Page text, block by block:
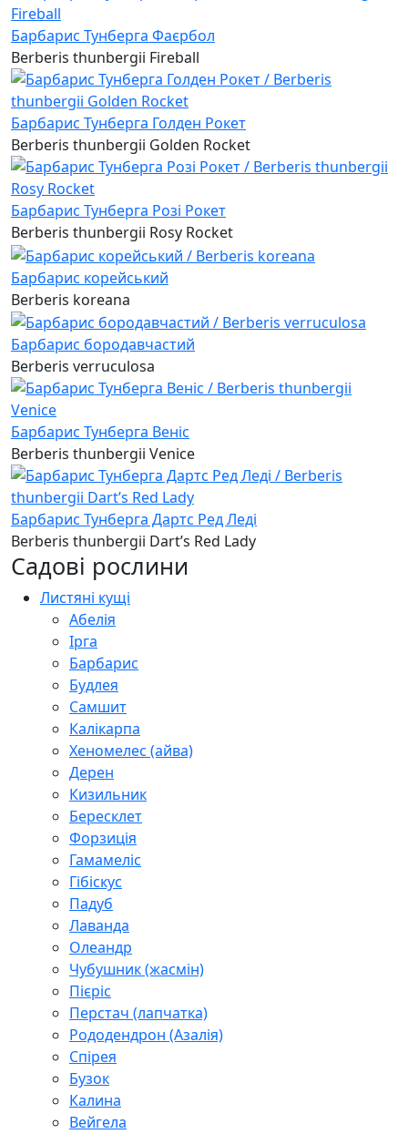
Барбарис Тунберга Фаєрбол
Berberis thunbergii Fireball
Барбарис Тунберга Голден Рокет
Berberis thunbergii Golden Rocket
Барбарис Тунберга Розі Рокет
Berberis thunbergii Rosy Rocket
Барбарис корейський
Berberis koreana
Барбарис бородавчастий
Berberis verruculosa
Барбарис Тунберга Веніс
Berberis thunbergii Venice
Барбарис Тунберга Дартс Ред Леді
Berberis thunbergii Dart’s Red Lady
Садові рослини
Листяні кущі
Абелія
Ірга
Барбарис
Будлея
Самшит
Калікарпа
Хеномелес (айва)
Дерен
Кизильник
Бересклет
Форзиція
Гамамеліс
Гібіскус
Падуб
Лаванда
Олеандр
Чубушник (жасмін)
Пієріс
Перстач (лапчатка)
Рододендрон (Азалія)
Спірея
Бузок
Калина
Вейгела